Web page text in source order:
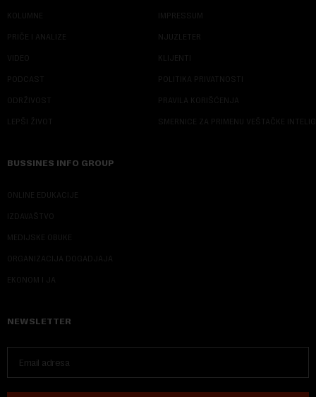
KOLUMNE
PRIČE I ANALIZE
VIDEO
PODCAST
ODRŽIVOST
LEPŠI ŽIVOT
IMPRESSUM
NJUZLETER
KLIJENTI
POLITIKA PRIVATNOSTI
PRAVILA KORIŠĆENJA
SMERNICE ZA PRIMENU VEŠTAČKE
BUSSINES INFO GROUP
ONLINE EDUKACIJE
IZDAVAŠTVO
MEDIJSKE OBUKE
ORGANIZACIJA DOGADJAJA
EKONOM I JA
NEWSLETTER